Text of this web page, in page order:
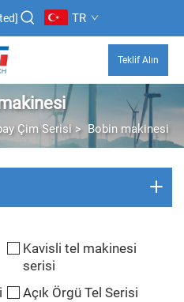
TR
Teklif Alın
Çim Serisi> Bobin makinesi
Kavisli tel makinesi
serisi
Açık Örgü Tel Serisi